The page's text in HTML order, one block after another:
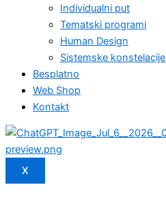
Individualni put
Tematski programi
Human Design
Sistemske konstelacije
Besplatno
Web Shop
Kontakt
X